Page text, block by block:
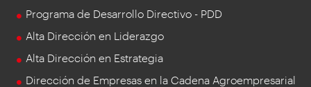
Programa de Desarrollo Directivo - PDD
Alta Dirección en Liderazgo
Alta Dirección en Estrategia
Dirección de Empresas en la Cadena Agroempresarial